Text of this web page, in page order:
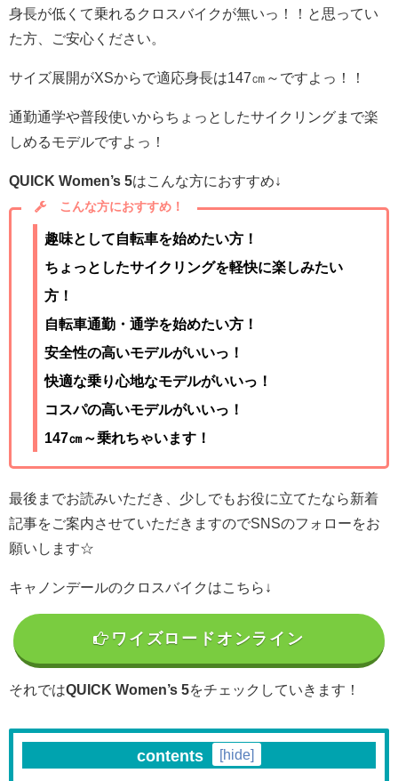
身長が低くて乗れるクロスバイクが無いっ！！と思ってい
た方、ご安心ください。
サイズ展開がXSからで適応身長は147㎝～ですよっ！！
通勤通学や普段使いからちょっとしたサイクリングまで楽
しめるモデルですよっ！
QUICK Women’s 5はこんな方におすすめ↓
こんな方におすすめ！
趣味として自転車を始めたい方！
ちょっとしたサイクリングを軽快に楽しみたい
方！
自転車通勤・通学を始めたい方！
安全性の高いモデルがいいっ！
快適な乗り心地なモデルがいいっ！
コスパの高いモデルがいいっ！
147㎝～乗れちゃいます！
最後までお読みいただき、少しでもお役に立てたなら新着
記事をご案内させていただきますのでSNSのフォローをお
願いします☆
キャノンデールのクロスバイクはこちら↓
ワイズロードオンライン
それではQUICK Women’s 5をチェックしていきます！
contents [hide]